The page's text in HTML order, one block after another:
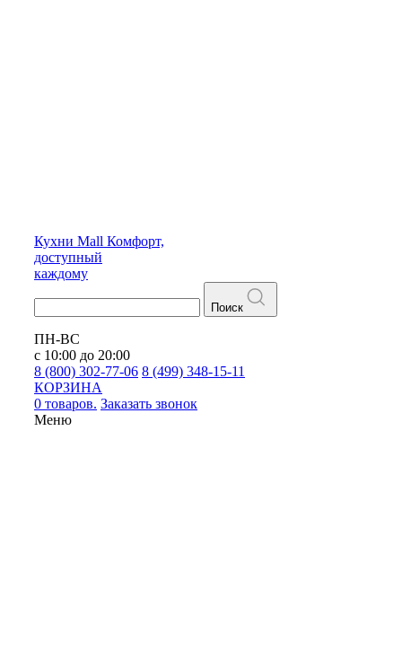
Кухни Mall Комфорт,
доступный
каждому
Поиск
ПН-ВС
с 10:00 до 20:00
8 (800) 302-77-06 8 (499) 348-15-11
КОРЗИНА
0 товаров. Заказать звонок
Меню